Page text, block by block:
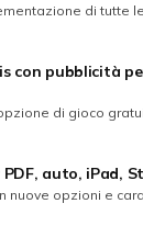
di tutte
con pubblicità
di gioco
auto, iPad,
nuove opzioni e